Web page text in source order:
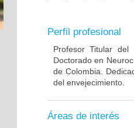
Perfil profesional
Profesor Titular
Doctorado en
de Colombia.
del envejecimiento.
Áreas de interés